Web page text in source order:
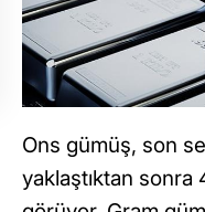
Ons gümüş, son
yaklaştıktan